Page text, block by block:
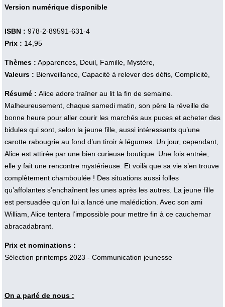
Version numérique disponible
ISBN : 978-2-89591-631-4
Prix : 14,95
Thèmes : Apparences, Deuil, Famille, Mystère,
Valeurs : Bienveillance, Capacité à relever des défis, Complicité,
Résumé : Alice adore traîner au lit la fin de semaine.
Malheureusement, chaque samedi matin, son père la réveille de
bonne heure pour aller courir les marchés aux puces et acheter des
bidules qui sont, selon la jeune fille, aussi intéressants qu’une
carotte rabougrie au fond d’un tiroir à légumes. Un jour, cependant,
Alice est attirée par une bien curieuse boutique. Une fois entrée,
elle y fait une rencontre mystérieuse. Et voilà que sa vie s’en trouve
complètement chamboulée ! Des situations aussi folles
qu’affolantes s’enchaînent les unes après les autres. La jeune fille
est persuadée qu’on lui a lancé une malédiction. Avec son ami
William, Alice tentera l’impossible pour mettre fin à ce cauchemar
abracadabrant.
Prix et nominations :
Sélection printemps 2023 - Communication jeunesse
On a parlé de nous :